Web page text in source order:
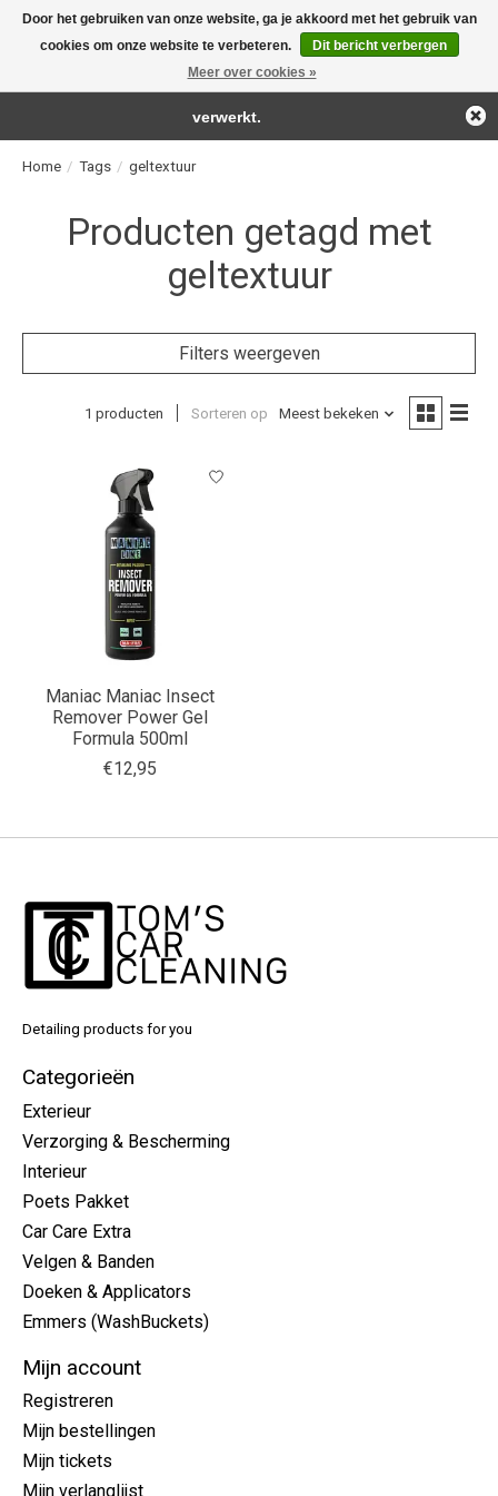
For the real detailing products!
Home / Tags / geltextuur
Producten getagd met
geltextuur
Filters weergeven
1 producten Sorteren op Meest bekeken
Maniac Maniac Insect
Remover Power Gel
Formula 500ml
€12,95
Detailing products for you
Categorieën
Exterieur
Verzorging & Bescherming
Interieur
Poets Pakket
Car Care Extra
Velgen & Banden
Doeken & Applicators
Emmers (WashBuckets)
Mijn account
Registreren
Mijn bestellingen
Mijn tickets
Mijn verlanglijst
Door het gebruiken van onze website, ga je akkoord met het gebruik van
cookies om onze website te verbeteren.
Dit bericht verbergen
Meer over cookies »
← Keer terug naar de backofficeDeze winkel is in aanbouw.
Eventueel geplaatste orders zullen niet worden gehonoreerd of
verwerkt.